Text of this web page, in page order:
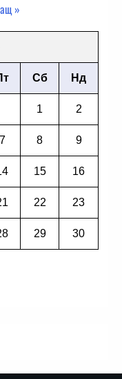
»
Сб Нд
1 2
7 8 9
15 16
22 23
29 30